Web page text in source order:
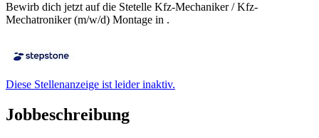
Bewirb dich jetzt auf die Stetelle Kfz-Mechaniker / Kfz-
Mechatroniker (m/w/d) Montage in .
Diese Stellenanzeige ist leider inaktiv.
Jobbeschreibung